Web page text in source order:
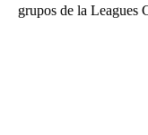
grupos de la Leagues